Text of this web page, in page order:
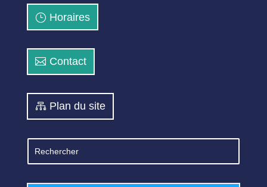
Horaires
Contact
Plan du site